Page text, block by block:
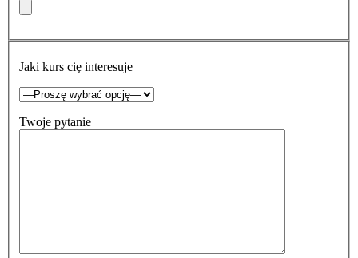
Jaki kurs cię interesuje
Twoje pytanie